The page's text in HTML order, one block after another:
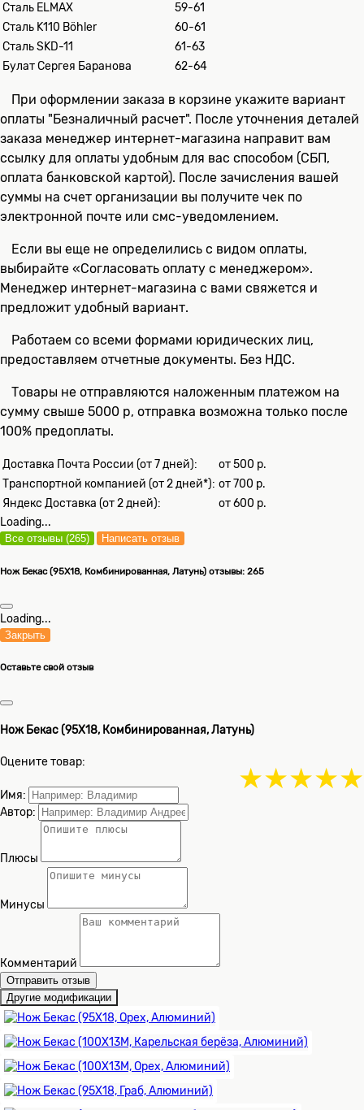
Сталь ELMAХ
59-61
Сталь K110 Böhler
60-61
Сталь SKD-11
61-63
Булат Сергея Баранова
62-64
При оформлении заказа в корзине укажите вариант
оплаты "Безналичный расчет". После уточнения деталей
заказа менеджер интернет-магазина направит вам
ссылку для оплаты удобным для вас способом (СБП,
оплата банковской картой). После зачисления вашей
суммы на счет организации вы получите чек по
электронной почте или смс-уведомлением.
Если вы еще не определились с видом оплаты,
выбирайте «Согласовать оплату с менеджером».
Менеджер интернет-магазина с вами свяжется и
предложит удобный вариант.
Работаем со всеми формами юридических лиц,
предоставляем отчетные документы. Без НДС.
Товары не отправляются наложенным платежом на
сумму свыше 5000 р, отправка возможна только после
100% предоплаты.
Доставка Почта России (от 7 дней):
от 500 р.
Транспортной компанией (от 2 дней*): от 700 р.
Яндекс Доставка (от 2 дней):
от 600 р.
Loading...
Все отзывы (265) Написать отзыв
Нож Бекас (95Х18, Комбинированная, Латунь) отзывы: 265
Loading...
Закрыть
Оставьте свой отзыв
Нож Бекас (95Х18, Комбинированная, Латунь)
Оцените товар: ★
★
★
★
★
Имя:
Автор:
Плюсы
Минусы
Комментарий
Отправить отзыв
Другие модификации